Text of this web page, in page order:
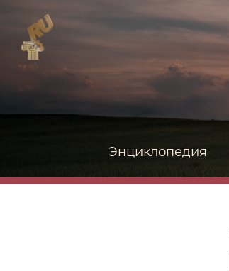
Энциклопедия